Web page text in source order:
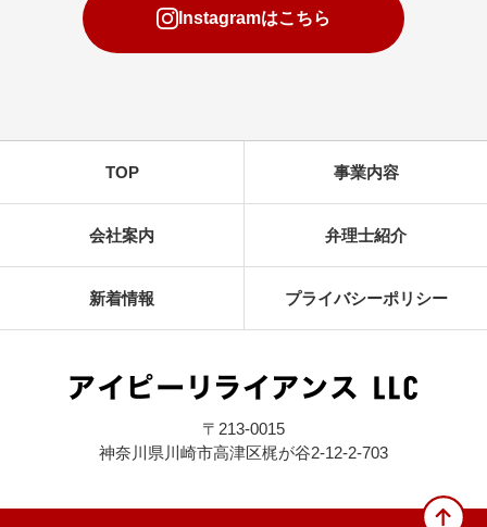
Instagramはこちら
TOP 事業内容
会社案内 弁理士紹介
新着情報 プライバシーポリシー
〒213-0015
神奈川県川崎市高津区梶が谷2-12-2-703